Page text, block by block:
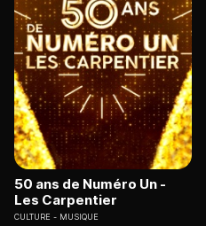
50 ans de Numéro Un -
Les Carpentier
CULTURE MUSIQUE